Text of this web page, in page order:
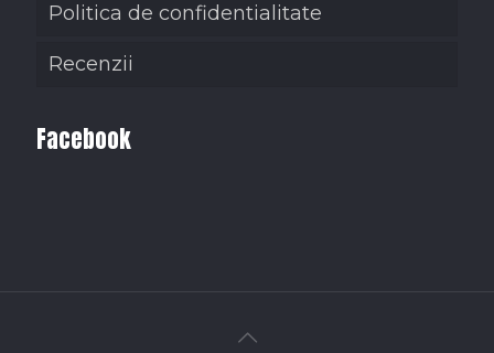
Politica de confidentialitate
Recenzii
Facebook